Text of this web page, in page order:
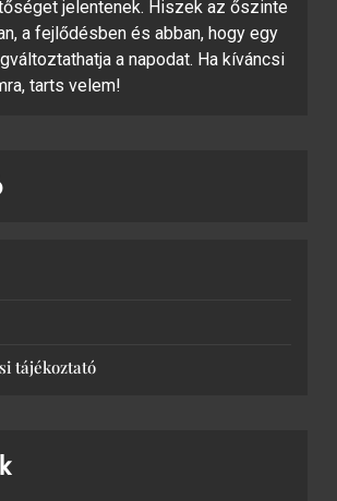
jelentenek. Hiszek az őszinte
a fejlődésben és abban, hogy egy
a napodat. Ha kíváncsi
tarts velem!
tájékoztató